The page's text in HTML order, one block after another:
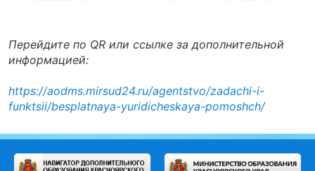
Перейдите по QR или ссылке за дополнительной
информацией:
https://aodms.mirsud24.ru/agentstvo/zadachi-i-
funktsii/besplatnaya-yuridicheskaya-pomoshch/